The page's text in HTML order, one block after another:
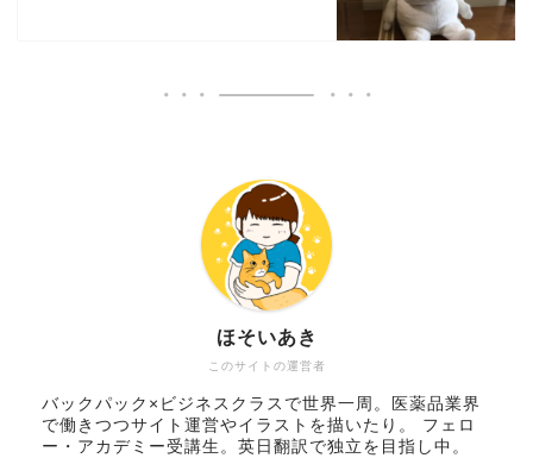
このサイトの運営者
ほそいあき
バックパック×ビジネスクラスで世界一周。医薬品業界
で働きつつサイト運営やイラストを描いたり。 フェロ
ー・アカデミー受講生。英日翻訳で独立を目指し中。